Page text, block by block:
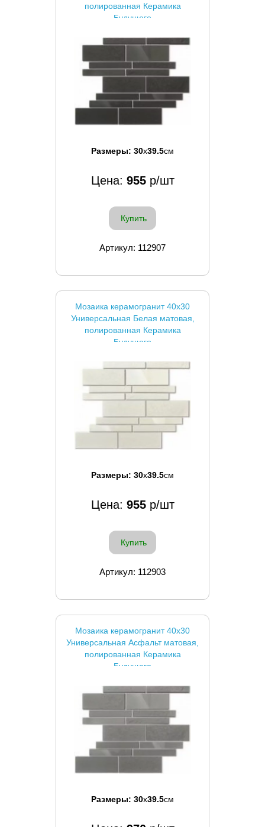
полированная Керамика
Будущего
Размеры: 30x39.5см
Цена: 955р/шт
Купить
Артикул: 112907
Мозаика керамогранит 40x30
Универсальная Белая матовая,
полированная Керамика
Будущего
Размеры: 30x39.5см
Цена: 955р/шт
Купить
Артикул: 112903
Мозаика керамогранит 40x30
Универсальная Асфальт матовая,
полированная Керамика
Будущего
Размеры: 30x39.5см